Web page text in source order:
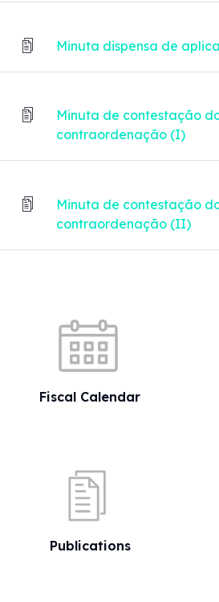
Minuta dispensa de
Minuta de contestação
contraordenação (I)
Minuta de contestação
contraordenação (II)
Fiscal Calendar
Publications